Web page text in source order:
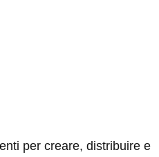
per creare, distribuire e